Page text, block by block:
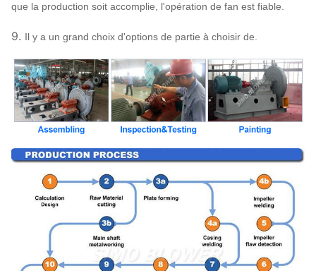
Fan centrifuge
facultative
composants
Bâti de système, écran protecteur,
silencieux, d'admission et de débouché,
Bride d'admission et de débouché,
amortisseur, déclencheur électrique,
isolant de choc, accouplement de
diaphragme, accouplement liquide,
de température, capteur vibrant,
démarreur mou, inverseur, moteur
électrique spécial, système de
lubrification d'instrument de contrôle du
système, réservoir aérien etc. de
lubrifiant
que la production soit accomplie, l'opération de fan est fiable.
9. Il y a un grand choix d'options de partie à choisir de.